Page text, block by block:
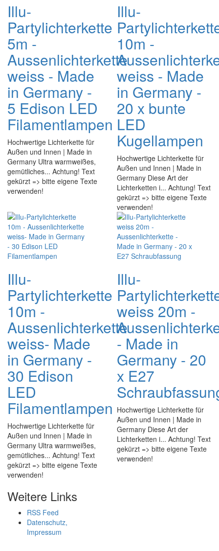
Illu-
Partylichterkette
5m -
Aussenlichterkette
weiss - Made
in Germany -
5 Edison LED
Filamentlampen
Hochwertige Lichterkette für
Außen und Innen | Made in
Germany Ultra warmweißes,
gemütliches... Achtung! Text
gekürzt => bitte eigene Texte
verwenden!
Illu-
10m -
weiss - Made
in Germany -
20 x bunte
LED
Kugellampen
Hochwertige Lichterkette für
Außen und Innen | Made in
Germany Diese Art der
Lichterketten i... Achtung! Text
gekürzt => bitte eigene Texte
verwenden!
Illu-
Partylichterkette
10m -
Aussenlichterkette
weiss- Made
in Germany -
30 Edison
LED
Filamentlampen
Hochwertige Lichterkette für
Außen und Innen | Made in
Germany Ultra warmweißes,
gemütliches... Achtung! Text
gekürzt => bitte eigene Texte
verwenden!
Illu-
weiss 20m -
- Made in
Germany - 20
x E27
Hochwertige Lichterkette für
Außen und Innen | Made in
Germany Diese Art der
Lichterketten i... Achtung! Text
gekürzt => bitte eigene Texte
verwenden!
Weitere Links
RSS Feed
Datenschutz,
Impressum